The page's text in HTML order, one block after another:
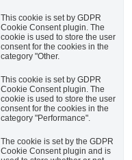
This cookie is set by GDPR
Cookie Consent plugin. The
cookie is used to store the user
consent for the cookies in the
category "Other.
This cookie is set by GDPR
Cookie Consent plugin. The
cookie is used to store the user
consent for the cookies in the
category "Performance".
The cookie is set by the GDPR
Cookie Consent plugin and is